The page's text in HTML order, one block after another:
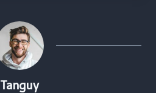
Tanguy